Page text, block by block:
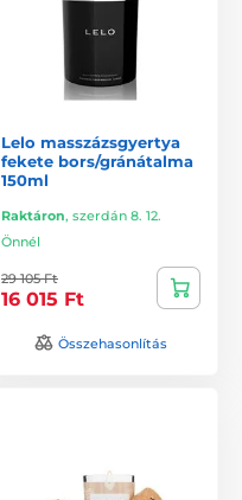
Lelo masszázsgyertya
fekete bors/gránátalma
150ml
Raktáron, szerdán 8. 12.
Önnél
29 105 Ft
16 015 Ft
Összehasonlítás